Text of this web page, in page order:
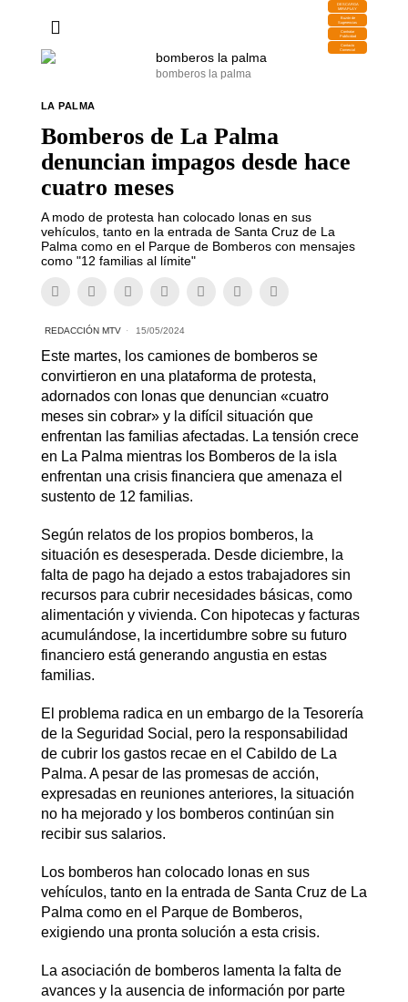
DESCARGA
MIRAPLAY
Buzón de
Sugerencias
Contratar
Publicidad
Contacto
Comercial
bomberos la palma
LA PALMA
Bomberos de La Palma
denuncian impagos desde hace
cuatro meses
A modo de protesta han colocado lonas en sus
vehículos, tanto en la entrada de Santa Cruz de La
Palma como en el Parque de Bomberos con mensajes
como "12 familias al límite"
REDACCIÓN MTV 15/05/2024
Este martes, los camiones de bomberos se
convirtieron en una plataforma de protesta,
adornados con lonas que denuncian «cuatro
meses sin cobrar» y la difícil situación que
enfrentan las familias afectadas. La tensión crece
en La Palma mientras los Bomberos de la isla
enfrentan una crisis financiera que amenaza el
sustento de 12 familias.
Según relatos de los propios bomberos, la
situación es desesperada. Desde diciembre, la
falta de pago ha dejado a estos trabajadores sin
recursos para cubrir necesidades básicas, como
alimentación y vivienda. Con hipotecas y facturas
acumulándose, la incertidumbre sobre su futuro
financiero está generando angustia en estas
familias.
El problema radica en un embargo de la Tesorería
de la Seguridad Social, pero la responsabilidad
de cubrir los gastos recae en el Cabildo de La
Palma. A pesar de las promesas de acción,
expresadas en reuniones anteriores, la situación
no ha mejorado y los bomberos continúan sin
recibir sus salarios.
Los bomberos han colocado lonas en sus
vehículos, tanto en la entrada de Santa Cruz de La
Palma como en el Parque de Bomberos,
exigiendo una pronta solución a esta crisis.
La asociación de bomberos lamenta la falta de
avances y la ausencia de información por parte